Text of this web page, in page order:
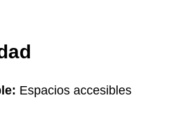
Espacios accesibles